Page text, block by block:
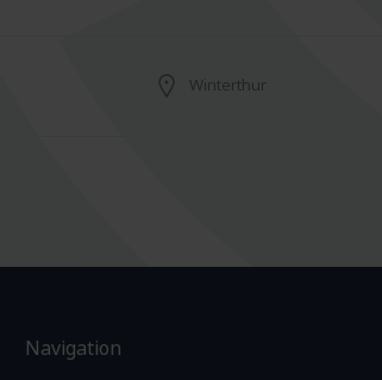
Winterthur
Navigation